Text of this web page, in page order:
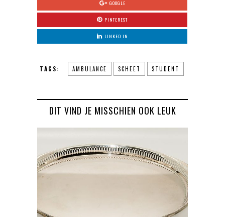
GOOGLE
PINTEREST
LINKED IN
TAGS: AMBULANCE SCHEET STUDENT
DIT VIND JE MISSCHIEN OOK LEUK